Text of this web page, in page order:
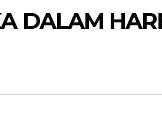
DALAM